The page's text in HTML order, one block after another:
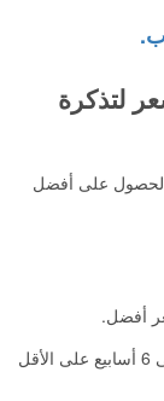
لتذكرة
على أفضل
أفضل.
يفضل حجز تذكرتك قبل 3 إلى 6 أسابيع على الأقل